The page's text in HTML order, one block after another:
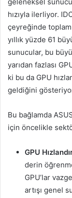
hızıyla ilerliyor.
çeyreğinde
yıllık yüzde 61
sunucular, bu
yarıdan fazlası
ki bu da GPU
geldiğini
Bu bağlamda
için öncelikle
GPU
derin
GPU’lar
artışı genel